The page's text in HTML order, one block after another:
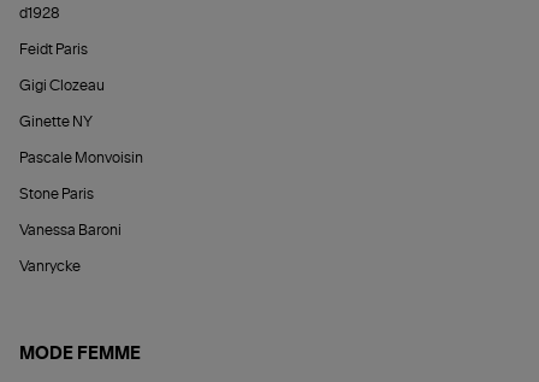
d1928
Feidt Paris
Gigi Clozeau
Ginette NY
Pascale Monvoisin
Stone Paris
Vanessa Baroni
Vanrycke
MODE FEMME